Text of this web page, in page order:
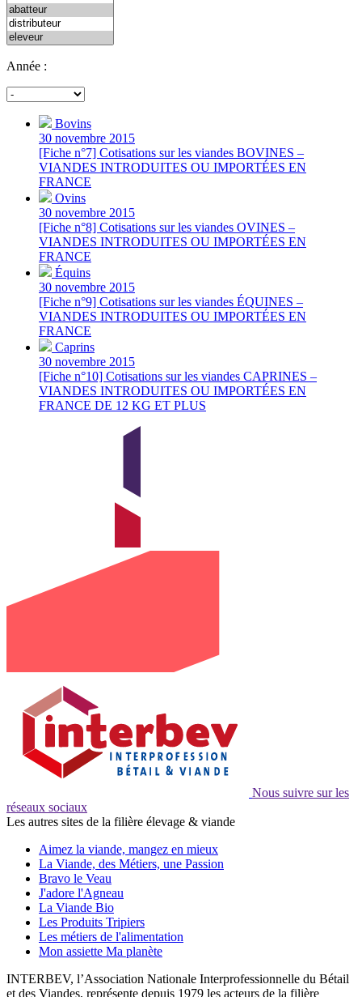
Année :
Bovins
30 novembre 2015
[Fiche n°7] Cotisations sur les viandes BOVINES –
VIANDES INTRODUITES OU IMPORTÉES EN
FRANCE
Ovins
30 novembre 2015
[Fiche n°8] Cotisations sur les viandes OVINES –
VIANDES INTRODUITES OU IMPORTÉES EN
FRANCE
Équins
30 novembre 2015
[Fiche n°9] Cotisations sur les viandes ÉQUINES –
VIANDES INTRODUITES OU IMPORTÉES EN
FRANCE
Caprins
30 novembre 2015
[Fiche n°10] Cotisations sur les viandes CAPRINES –
VIANDES INTRODUITES OU IMPORTÉES EN
FRANCE DE 12 KG ET PLUS
Nous suivre sur les
réseaux sociaux
Les autres sites de la filière élevage & viande
Aimez la viande, mangez en mieux
La Viande, des Métiers, une Passion
Bravo le Veau
J'adore l'Agneau
La Viande Bio
Les Produits Tripiers
Les métiers de l'alimentation
Mon assiette Ma planète
INTERBEV, l’Association Nationale Interprofessionnelle du Bétail
et des Viandes, représente depuis 1979 les acteurs de la filière